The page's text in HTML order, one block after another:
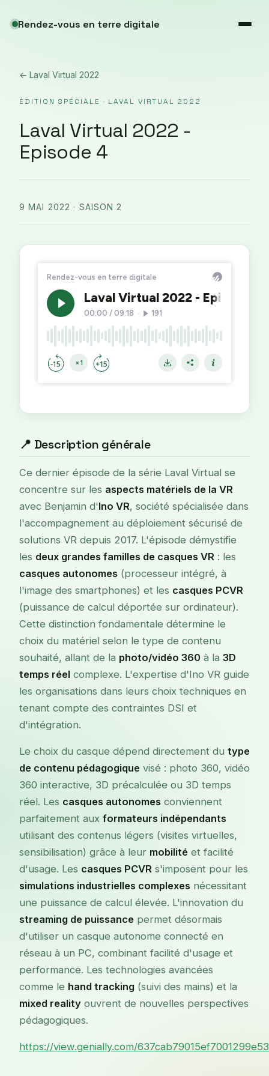
Rendez-vous en terre digitale
← Laval Virtual 2022
ÉDITION SPÉCIALE · LAVAL VIRTUAL 2022
Laval Virtual 2022 -
Episode 4
9 MAI 2022 · SAISON 2
📍 Description générale
Ce dernier épisode de la série Laval Virtual se
concentre sur les aspects matériels de la VR
avec Benjamin d'Ino VR, société spécialisée dans
l'accompagnement au déploiement sécurisé de
solutions VR depuis 2017. L'épisode démystifie
les deux grandes familles de casques VR : les
casques autonomes (processeur intégré, à
l'image des smartphones) et les casques PCVR
(puissance de calcul déportée sur ordinateur).
Cette distinction fondamentale détermine le
choix du matériel selon le type de contenu
souhaité, allant de la photo/vidéo 360 à la 3D
temps réel complexe. L'expertise d'Ino VR guide
les organisations dans leurs choix techniques en
tenant compte des contraintes DSI et
d'intégration.
Le choix du casque dépend directement du type
de contenu pédagogique visé : photo 360, vidéo
360 interactive, 3D précalculée ou 3D temps
réel. Les casques autonomes conviennent
parfaitement aux formateurs indépendants
utilisant des contenus légers (visites virtuelles,
sensibilisation) grâce à leur mobilité et facilité
d'usage. Les casques PCVR s'imposent pour les
simulations industrielles complexes nécessitant
une puissance de calcul élevée. L'innovation du
streaming de puissance permet désormais
d'utiliser un casque autonome connecté en
réseau à un PC, combinant facilité d'usage et
performance. Les technologies avancées
comme le hand tracking (suivi des mains) et la
mixed reality ouvrent de nouvelles perspectives
pédagogiques.
https://view.genially.com/